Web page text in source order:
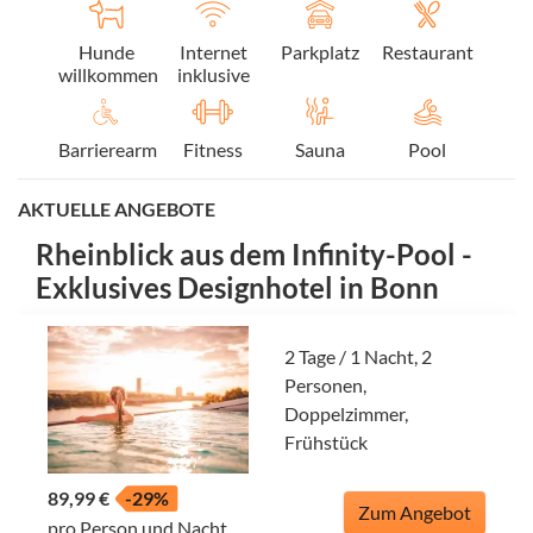
Hunde
willkommen
Internet
inklusive
Parkplatz Restaurant
Barrierearm Fitness Sauna Pool
AKTUELLE ANGEBOTE
Rheinblick aus dem Infinity-Pool -
Exklusives Designhotel in Bonn
2 Tage / 1 Nacht, 2
Personen,
Doppelzimmer,
Frühstück
89,99 €
-29%
pro Person und Nacht
Zum Angebot